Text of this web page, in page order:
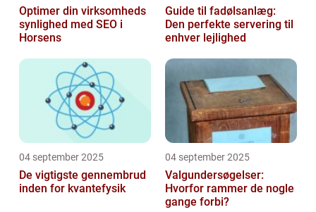
Optimer din virksomheds
synlighed med SEO i
Horsens
Guide til fadølsanlæg:
Den perfekte servering til
enhver lejlighed
04 september 2025
De vigtigste gennembrud
inden for kvantefysik
04 september 2025
Valgundersøgelser:
Hvorfor rammer de nogle
gange forbi?